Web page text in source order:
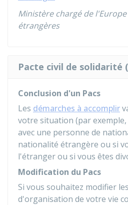
Ministère chargé de
étrangères
Pacte civil de solidarité
Conclusion d'un Pacs
Les démarches à accomplir
votre situation (par exemple,
avec une personne de
nationalité étrangère ou si
l'étranger ou si vous êtes
Modification du Pacs
Si vous souhaitez modifier
d'organisation de votre vie